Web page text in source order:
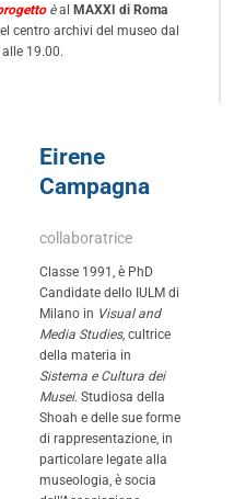
èal
MAXXI di Roma
centro archivi del museo dal
19.00.
Eirene
Campagna
collaboratrice
Classe 1991, è PhD
Candidate dello IULM di
Milano in Visual and
Media Studies, cultrice
della materia in
Sistema e Cultura dei
Musei. Studiosa della
Shoah e delle sue forme
di rappresentazione, in
particolare legate alla
museologia, è socia